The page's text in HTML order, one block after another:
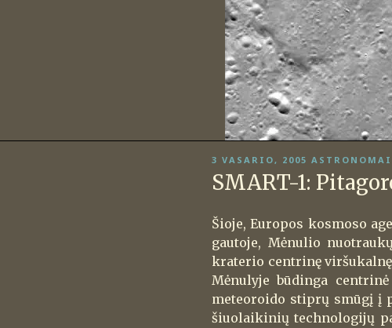
PASKELBTA
3 VASARIO, 2005 ASTRONOMAI
SMART-1:
Šioje, Europos kosmoso
gautoje, Mėnulio
kraterio centrinę
Mėnulyje būdinga
meteoroido stiprų smūgį į
šiuolaikinių technologijų